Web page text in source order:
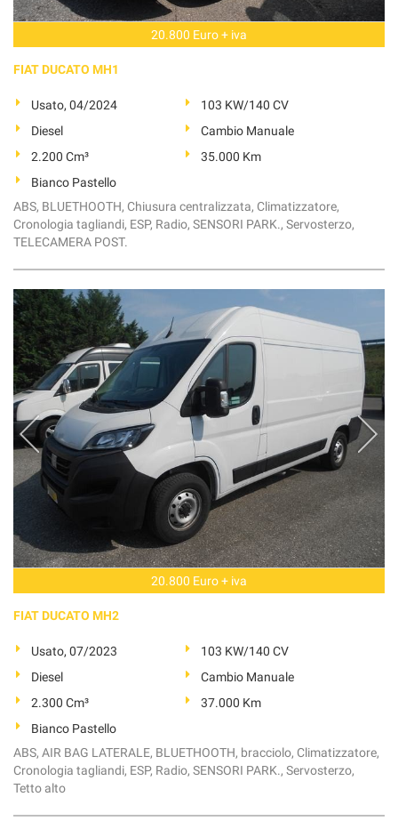
20.800 Euro + iva
FIAT DUCATO MH1
Usato, 04/2024
103 KW/140 CV
Diesel
Cambio Manuale
2.200 Cm³
35.000 Km
Bianco Pastello
ABS, BLUETHOOTH, Chiusura centralizzata, Climatizzatore,
Cronologia tagliandi, ESP, Radio, SENSORI PARK., Servosterzo,
TELECAMERA POST.
20.800 Euro + iva
FIAT DUCATO MH2
Usato, 07/2023
103 KW/140 CV
Diesel
Cambio Manuale
2.300 Cm³
37.000 Km
Bianco Pastello
ABS, AIR BAG LATERALE, BLUETHOOTH, bracciolo, Climatizzatore,
Cronologia tagliandi, ESP, Radio, SENSORI PARK., Servosterzo,
Tetto alto